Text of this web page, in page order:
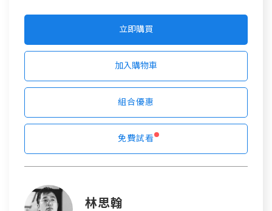
立即購買
加入購物車
組合優惠
免費試看
林思翰